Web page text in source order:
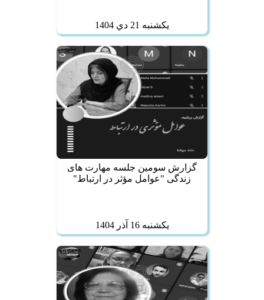
يكشنبه 21 دي 1404
گزارش سومین جلسه مهارت های
زندگی "عوامل مؤثر در ارتباط"
يكشنبه 16 آذر 1404